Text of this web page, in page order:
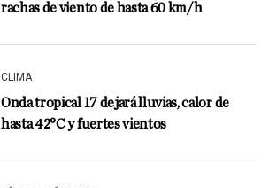
rachas de viento de hasta 60 km/h
CLIMA
Onda tropical 17 dejará lluvias, calor de
hasta 42°C y fuertes vientos